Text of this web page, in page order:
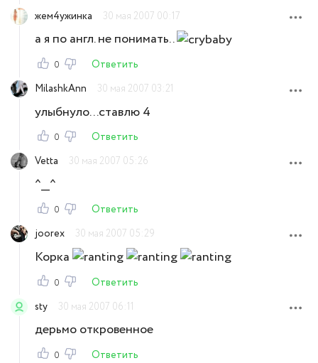
жем4ужинка
30 мая 2007 00:17
а я по англ. не понимать..
0
Ответить
MilashkAnn
30 мая 2007 03:21
улыбнуло...ставлю 4
0
Ответить
Vetta
30 мая 2007 05:26
^__^
0
Ответить
joorex
30 мая 2007 05:29
Корка
0
Ответить
sty
30 мая 2007 06:11
дерьмо откровенное
0
Ответить